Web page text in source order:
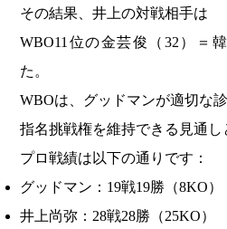
その結果、井上の対戦相手は
WBO11位の金芸俊（32）＝
た。
WBOは、グッドマンが適切な
指名挑戦権を維持できる見通し
プロ戦績は以下の通りです：
グッドマン：19戦19勝（8KO）
井上尚弥：28戦28勝（25KO）